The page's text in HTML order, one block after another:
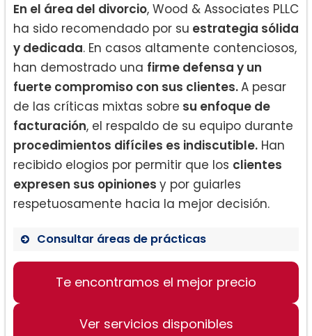
En el área del divorcio, Wood & Associates PLLC
ha sido recomendado por su estrategia sólida
y dedicada. En casos altamente contenciosos,
han demostrado una firme defensa y un
fuerte compromiso con sus clientes.A pesar
de las críticas mixtas sobre su enfoque de
facturación, el respaldo de su equipo durante
procedimientos difíciles es indiscutible. Han
recibido elogios por permitir que los clientes
expresen sus opiniones y por guiarles
respetuosamente hacia la mejor decisión.
Consultar áreas de prácticas
Derecho de familia
Custodia y visitas a los hijos
Te encontramos el mejor precio
Ver servicios disponibles